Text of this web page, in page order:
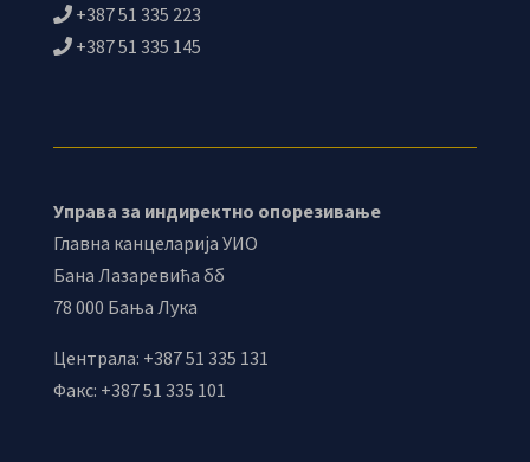
+387 51 335 223
+387 51 335 145
Управа за индиректно опорезивање
Главна канцеларија УИО
Бана Лазаревића бб
78 000 Бања Лука
Централа: +387 51 335 131
Факс: +387 51 335 101